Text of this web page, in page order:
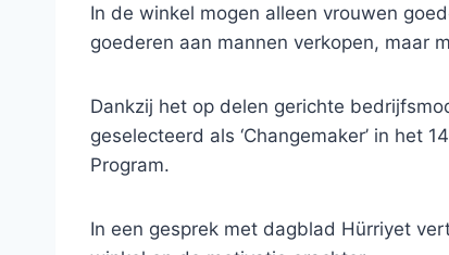
In de winkel mogen alleen vrouwen
goederen aan mannen verkopen, maar
Dankzij het op delen gerichte
geselecteerd als ‘Changemaker’ in het
Program.
In een gesprek met dagblad Hürriyet